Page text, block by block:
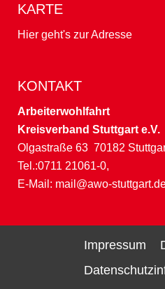
KARTE
Hier geht's zur Adresse
KONTAKT
Arbeiterwohlfahrt
Kreisverband Stuttgart e.V.
Olgastraße 63 70182
Tel.:0711 21061-0,
E-Mail: mail@awo-
Impressum